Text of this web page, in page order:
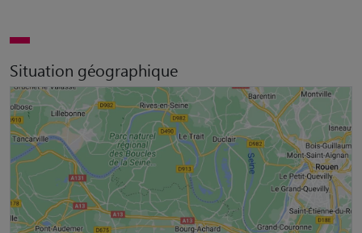
Situation géographique